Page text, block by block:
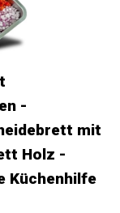
-
mit
Holz -
Küchenhilfe